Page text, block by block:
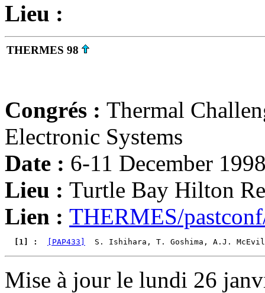
Lieu :
THERMES 98
Congrés : Thermal
Electronic Systems
Date : 6-11 December
Lieu : Turtle Bay Hilton
Lien : THERMES/
  [1] :
[PAP433]
S. Ishihara, T. Goshima, A.J.
Mise à jour le lundi 26